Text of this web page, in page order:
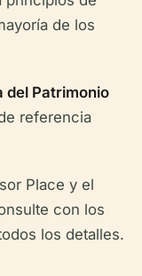
de los
del Patrimonio
referencia
Place y el
con los
los detalles.